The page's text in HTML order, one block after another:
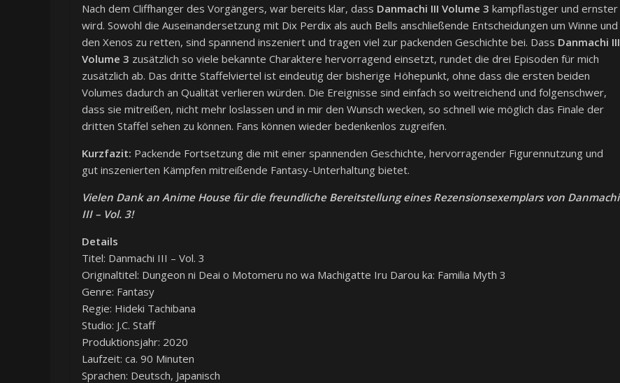
Nach dem Cliffhanger des Vorgängers, war bereits klar, dass Danmachi III Volume 3 kampflastiger und ernster
wird. Sowohl die Auseinandersetzung mit Dix Perdix als auch Bells anschließende Entscheidungen um Winne und
den Xenos zu retten, sind spannend inszeniert und tragen viel zur packenden Geschichte bei. Dass Danmachi III
Volume 3 zusätzlich so viele bekannte Charaktere hervorragend einsetzt, rundet die drei Episoden für mich
zusätzlich ab. Das dritte Staffelviertel ist eindeutig der bisherige Höhepunkt, ohne dass die ersten beiden
Volumes dadurch an Qualität verlieren würden. Die Ereignisse sind einfach so weitreichend und folgenschwer,
dass sie mitreißen, nicht mehr loslassen und in mir den Wunsch wecken, so schnell wie möglich das Finale der
dritten Staffel sehen zu können. Fans können wieder bedenkenlos zugreifen.
Kurzfazit: Packende Fortsetzung die mit einer spannenden Geschichte, hervorragender Figurennutzung und
gut inszenierten Kämpfen mitreißende Fantasy-Unterhaltung bietet.
Vielen Dank an Anime House für die freundliche Bereitstellung eines Rezensionsexemplars von Danmachi
III – Vol. 3!
Details
Titel: Danmachi III – Vol. 3
Originaltitel: Dungeon ni Deai o Motomeru no wa Machigatte Iru Darou ka: Familia Myth 3
Genre: Fantasy
Regie: Hideki Tachibana
Studio: J.C. Staff
Produktionsjahr: 2020
Laufzeit: ca. 90 Minuten
Sprachen: Deutsch, Japanisch